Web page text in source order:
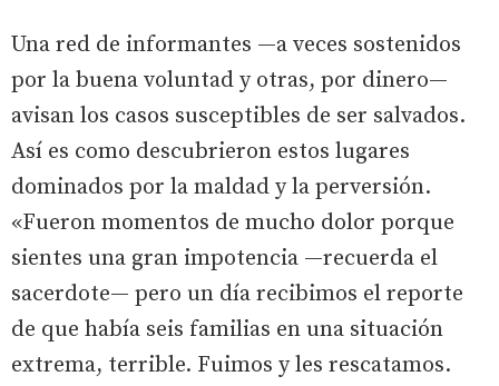
Una red de informantes —a veces sostenidos
por la buena voluntad y otras, por dinero—
avisan los casos susceptibles de ser salvados.
Así es como descubrieron estos lugares
dominados por la maldad y la perversión.
«Fueron momentos de mucho dolor porque
sientes una gran impotencia —recuerda el
sacerdote— pero un día recibimos el reporte
de que había seis familias en una situación
extrema, terrible. Fuimos y les rescatamos.